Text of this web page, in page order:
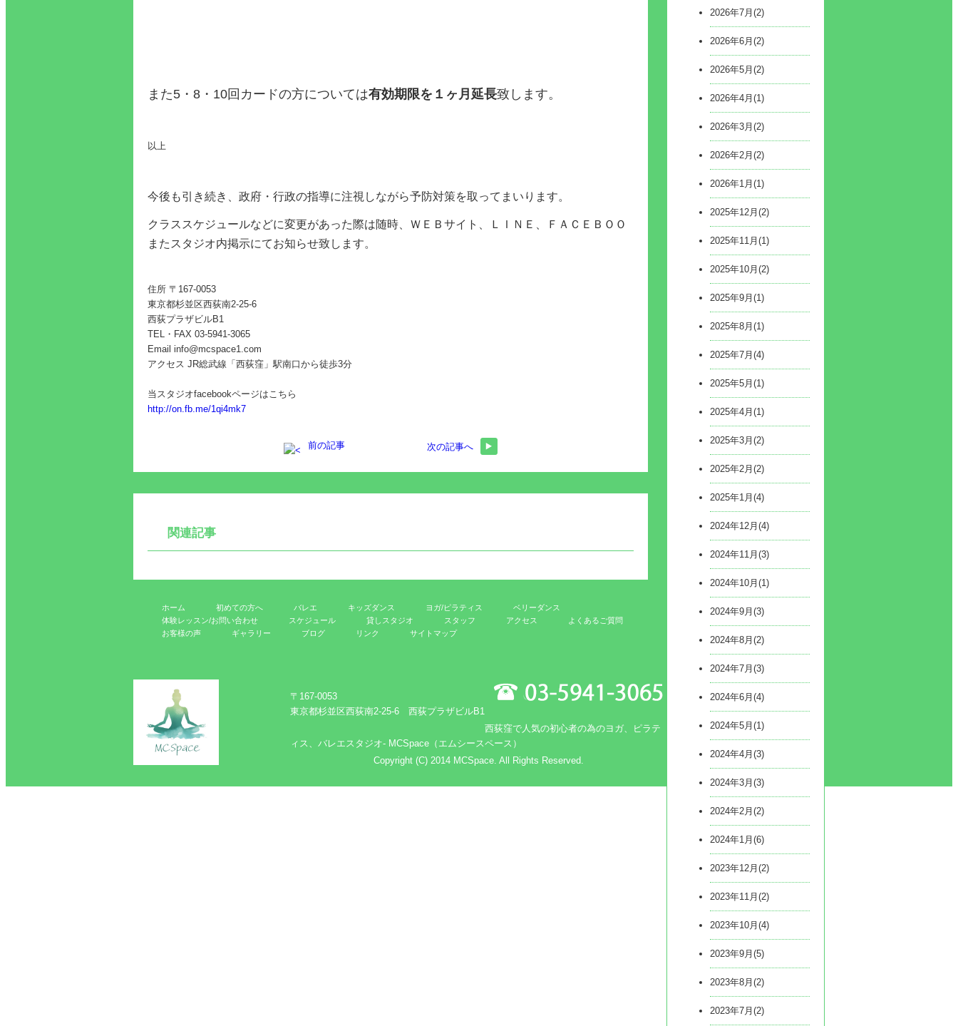
また5・8・10回カードの方については有効期限を１ヶ月延長致します。
以上
今後も引き続き、政府・行政の指導に注視しながら予防対策を取ってまいります。
クラススケジュールなどに変更があった際は随時、ＷＥＢサイト、ＬＩＮＥ、ＦＡＣＥＢＯＯ
またスタジオ内掲示にてお知らせ致します。
住所 〒167-0053
東京都杉並区西荻南2-25-6
西荻プラザビルB1
TEL・FAX 03-5941-3065
Email info@mcspace1.com
アクセス JR総武線「西荻窪」駅南口から徒歩3分
当スタジオfacebookページはこちら
http://on.fb.me/1qi4mk7
前の記事 次の記事へ
関連記事
2026年7月(2)
2026年6月(2)
2026年5月(2)
2026年4月(1)
2026年3月(2)
2026年2月(2)
2026年1月(1)
2025年12月(2)
2025年11月(1)
2025年10月(2)
2025年9月(1)
2025年8月(1)
2025年7月(4)
2025年5月(1)
2025年4月(1)
2025年3月(2)
2025年2月(2)
2025年1月(4)
2024年12月(4)
2024年11月(3)
2024年10月(1)
2024年9月(3)
2024年8月(2)
2024年7月(3)
2024年6月(4)
2024年5月(1)
2024年4月(3)
2024年3月(3)
2024年2月(2)
2024年1月(6)
2023年12月(2)
2023年11月(2)
2023年10月(4)
2023年9月(5)
2023年8月(2)
2023年7月(2)
ホーム 初めての方へ バレエ キッズダンス ヨガ/ピラティス
ベリーダンス
体験レッスン/お問い合わせ
スケジュール 貸しスタジオ スタッフ アクセス
よくあるご質問
お客様の声
ギャラリー ブログ リンク サイトマップ
〒167-0053
東京都杉並区西荻南2-25-6 西荻プラザビルB1
西荻窪で人気の初心者の為のヨガ、ピラテ
ィス、バレエスタジオ- MCSpace（エムシースペース）
Copyright (C) 2014 MCSpace. All Rights Reserved.